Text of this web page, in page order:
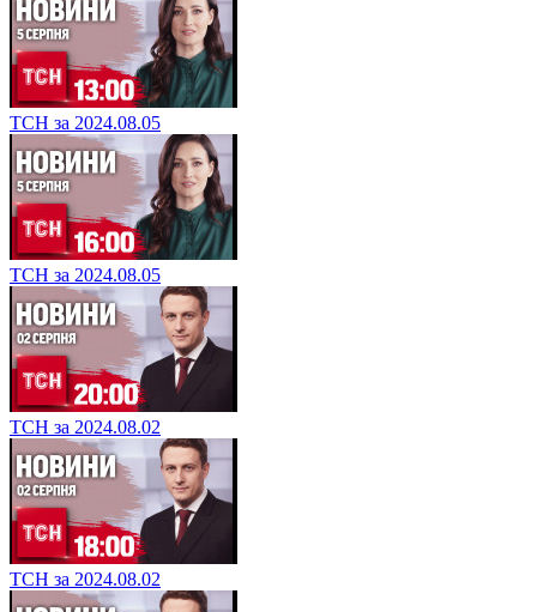
ТСН за 2024.08.05
ТСН за 2024.08.05
ТСН за 2024.08.02
ТСН за 2024.08.02